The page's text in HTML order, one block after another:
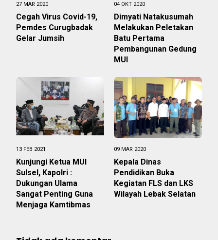
27 MAR 2020
Cegah Virus Covid-19,
Pemdes Curugbadak
Gelar Jumsih
04 OKT 2020
Dimyati Natakusumah
Melakukan Peletakan
Batu Pertama
Pembangunan Gedung
MUI
13 FEB 2021
Kunjungi Ketua MUI
Sulsel, Kapolri :
Dukungan Ulama
Sangat Penting Guna
Menjaga Kamtibmas
09 MAR 2020
Kepala Dinas
Pendidikan Buka
Kegiatan FLS dan LKS
Wilayah Lebak Selatan